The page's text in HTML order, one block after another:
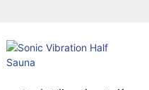
eesmärk.